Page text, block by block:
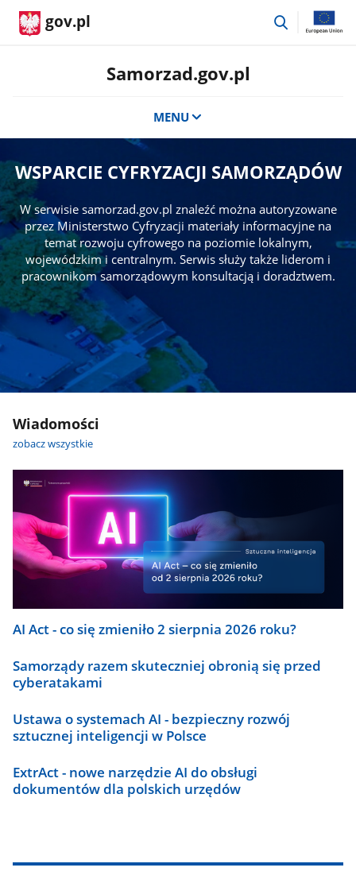
gov.pl
przejdź
Samorzad.gov.pl
MENU
WSPARCIE CYFRYZACJI SAMORZĄDÓW
W serwisie samorzad.gov.pl znaleźć można autoryzowane
przez Ministerstwo Cyfryzacji materiały informacyjne na
temat rozwoju cyfrowego na poziomie lokalnym,
wojewódzkim i centralnym. Serwis służy także liderom i
pracownikom samorządowym konsultacją i doradztwem.
Wiadomości
zobacz wszystkie
AI Act - co się zmieniło 2 sierpnia 2026 roku?
Samorządy razem skuteczniej obronią się przed
cyberatakami
Ustawa o systemach AI - bezpieczny rozwój
sztucznej inteligencji w Polsce
ExtrAct - nowe narzędzie AI do obsługi
dokumentów dla polskich urzędów